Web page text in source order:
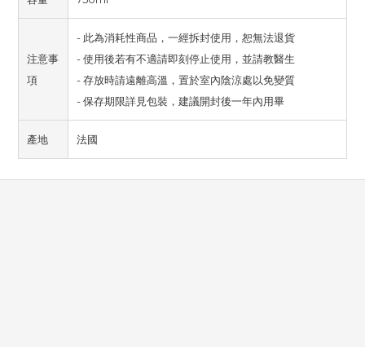
注意事
項
- 此為消耗性商品，一經拆封使用，恕無法退貨
- 使用後若有不適請即刻停止使用，並請教醫生
- 存放時請遠離高溫，置於室內陰涼處以免變質
- 保存期限詳見包裝，建議開封後一年內用畢
產地 法國